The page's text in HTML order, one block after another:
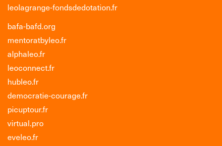
leolagrange-fondsdedotation.fr
bafa-bafd.org
mentoratbyleo.fr
alphaleo.fr
leoconnect.fr
hubleo.fr
democratie-courage.fr
picuptour.fr
virtual.pro
eveleo.fr